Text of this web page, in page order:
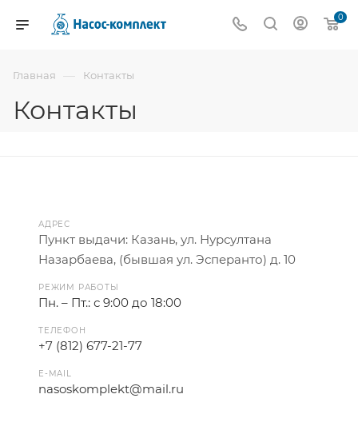
0
Главная — Контакты
Контакты
АДРЕС
Пункт выдачи: Казань, ул. Нурсултана
Назарбаева, (бывшая ул. Эсперанто) д. 10
РЕЖИМ РАБОТЫ
Пн. – Пт.: с 9:00 до 18:00
ТЕЛЕФОН
+7 (812) 677-21-77
E-MAIL
nasoskomplekt@mail.ru